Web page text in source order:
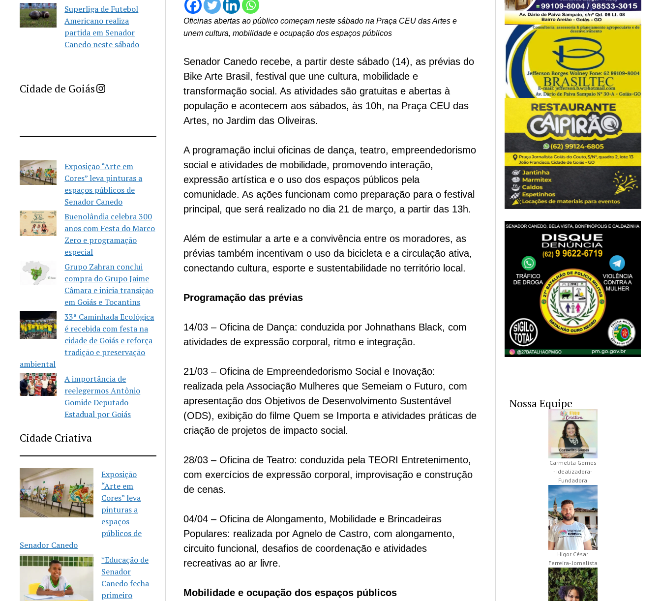
Superliga de Futebol
Americano realiza
partida em Senador
Canedo neste sábado
Cidade de GoiásImprensa Criativa da Cidade de Goiás
Exposição “Arte em
Cores” leva pinturas a
espaços públicos de
Senador Canedo
Buenolândia celebra 300
anos com Festa do Marco
Zero e programação
especial
Grupo Zahran conclui
compra do Grupo Jaime
Câmara e inicia transição
em Goiás e Tocantins
33ª Caminhada Ecológica
é recebida com festa na
cidade de Goiás e reforça
tradição e preservação
ambiental
A importância de
reelegermos Antônio
Gomide Deputado
Estadual por Goiás
Cidade Criativa
Exposição
“Arte em
Cores” leva
pinturas a
espaços
públicos de
Senador Canedo
*Educação de
Senador
Canedo fecha
primeiro
Oficinas abertas ao público começam neste sábado na Praça CEU das Artes e
unem cultura, mobilidade e ocupação dos espaços públicos
Senador Canedo recebe, a partir deste sábado (14), as prévias do
Bike Arte Brasil, festival que une cultura, mobilidade e
transformação social. As atividades são gratuitas e abertas à
população e acontecem aos sábados, às 10h, na Praça CEU das
Artes, no Jardim das Oliveiras.
A programação inclui oficinas de dança, teatro, empreendedorismo
social e atividades de mobilidade, promovendo interação,
expressão artística e o uso dos espaços públicos pela
comunidade. As ações funcionam como preparação para o festival
principal, que será realizado no dia 21 de março, a partir das 13h.
Além de estimular a arte e a convivência entre os moradores, as
prévias também incentivam o uso da bicicleta e a circulação ativa,
conectando cultura, esporte e sustentabilidade no território local.
Programação das prévias
14/03 – Oficina de Dança: conduzida por Johnathans Black, com
atividades de expressão corporal, ritmo e integração.
21/03 – Oficina de Empreendedorismo Social e Inovação:
realizada pela Associação Mulheres que Semeiam o Futuro, com
apresentação dos Objetivos de Desenvolvimento Sustentável
(ODS), exibição do filme Quem se Importa e atividades práticas de
criação de projetos de impacto social.
28/03 – Oficina de Teatro: conduzida pela TEORI Entretenimento,
com exercícios de expressão corporal, improvisação e construção
de cenas.
04/04 – Oficina de Alongamento, Mobilidade e Brincadeiras
Populares: realizada por Agnelo de Castro, com alongamento,
circuito funcional, desafios de coordenação e atividades
recreativas ao ar livre.
Mobilidade e ocupação dos espaços públicos
Nossa Equipe
Carmelita Gomes
- Idealizadora-
Fundadora
Higor César
Ferreira- Jornalista